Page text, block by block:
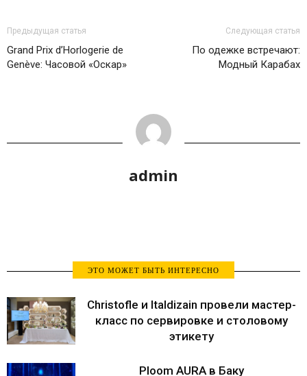
Предыдущая статья
Grand Prix d’Horlogerie de
Genève: Часовой «Оскар»
Следующая статья
По одежке встречают:
Модный Карабах
admin
ЭТО МОЖЕТ БЫТЬ ИНТЕРЕСНО
Christofle и Italdizain провели мастер-
класс по сервировке и столовому
этикету
Ploom AURA в Баку